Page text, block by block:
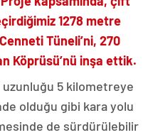
1278 metre
Tüneli’ni, 270
Köprüsü’nü inşa ettik.
uzunluğu 5 kilometreye
olduğu gibi kara yolu
de sürdürülebilir